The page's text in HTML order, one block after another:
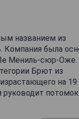
названием из
Компания была
Мениль-сюр-Оже.
Брют из
на 19
потомок
в делах сестра